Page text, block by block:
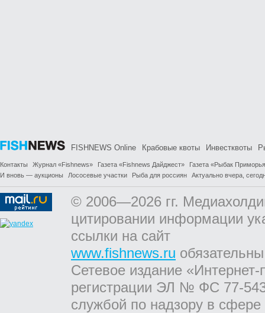
FISHNEWS Online Крабовые квоты Инвестквоты
Контакты Журнал «Fishnews» Газета «Fishnews Дайджест»
Газета «Рыбак
И вновь — аукционы
Лососевые участки Рыба для россиян Актуально вчера,
© 2006—2026 гг.
цитировании информации
ссылки на сайт
www.fishnews.ru
Сетевое издание
регистрации ЭЛ № ФС 77-
службой по надзору в